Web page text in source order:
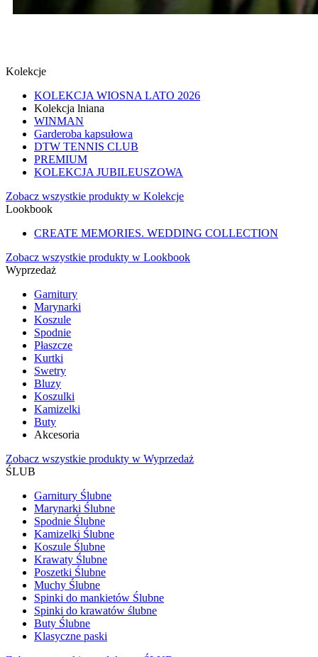
Kolekcje
KOLEKCJA WIOSNA LATO 2026
Kolekcja lniana
WINMAN
Garderoba kapsułowa
DTW TENNIS CLUB
PREMIUM
KOLEKCJA JUBILEUSZOWA
Zobacz wszystkie produkty w Kolekcje
Lookbook
CREATE MEMORIES. WEDDING COLLECTION
Zobacz wszystkie produkty w Lookbook
Wyprzedaż
Garnitury
Marynarki
Koszule
Spodnie
Płaszcze
Kurtki
Swetry
Bluzy
Koszulki
Kamizelki
Buty
Akcesoria
Zobacz wszystkie produkty w Wyprzedaż
ŚLUB
Garnitury Ślubne
Marynarki Ślubne
Spodnie Ślubne
Kamizelki Ślubne
Koszule Ślubne
Krawaty Ślubne
Poszetki Ślubne
Muchy Ślubne
Spinki do mankietów Ślubne
Spinki do krawatów ślubne
Buty Ślubne
Klasyczne paski